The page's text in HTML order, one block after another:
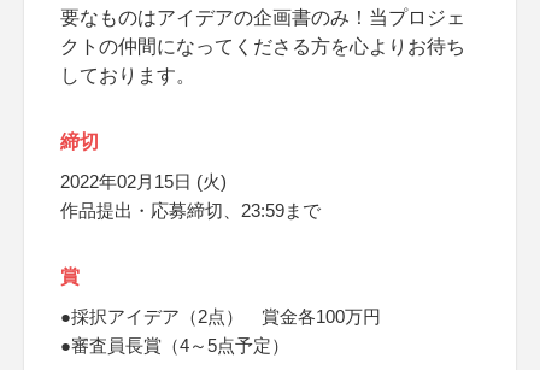
要なものはアイデアの企画書のみ！当プロジェ
クトの仲間になってくださる方を心よりお待ち
しております。
締切
2022年02月15日 (火)
作品提出・応募締切、23:59まで
賞
●採択アイデア（2点） 賞金各100万円
●審査員長賞（4～5点予定）